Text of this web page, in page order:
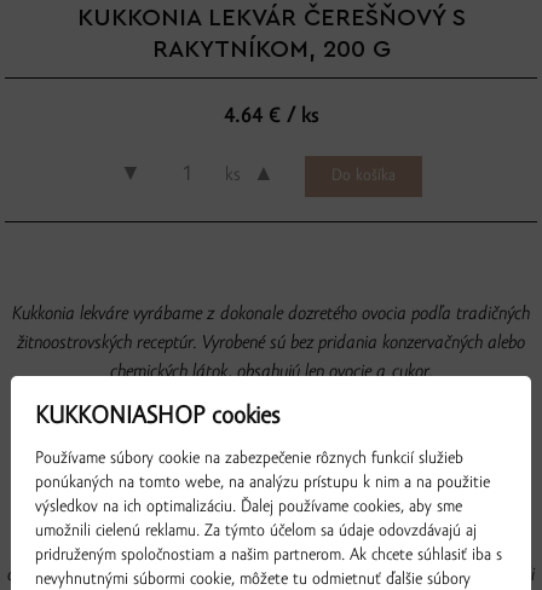
KUKKONIA LEKVÁR ČEREŠŇOVÝ S
RAKYTNÍKOM, 200 G
4.64 € / ks
▼ ks ▲
Kukkonia lekváre vyrábame z dokonale dozretého ovocia podľa tradičných
žitnoostrovských receptúr. Vyrobené sú bez pridania konzervačných alebo
chemických látok, obsahujú len ovocie a cukor.
Keďže ide o manufaktúrnu výrobu, postup pri ich príprave a varení je
rovnaký ako za čias našich starých mám. Na lekvár je potrebné počas
varenia dohliadať, aby oheň, na ktorom sa varí, nebol ani slabý, lebo by
ovocie nezovrelo, ale ani príliš silný, aby sa nepripálilo. Tajomstvo je aj
v neustálom miešaní počas až desiatich hodín varenia. Tento spôsob je
časovo a fyzicky náročný, ale výsledok stojí za to, aby sa naše lekváre ocitli
KUKKONIASHOP cookies
Používame súbory cookie na zabezpečenie rôznych funkcií služieb
ponúkaných na tomto webe, na analýzu prístupu k nim a na použitie
výsledkov na ich optimalizáciu. Ďalej používame cookies, aby sme
umožnili cielenú reklamu. Za týmto účelom sa údaje odovzdávajú aj
pridruženým spoločnostiam a našim partnerom. Ak chcete súhlasiť iba s
nevyhnutnými súbormi cookie, môžete tu odmietnuť ďalšie súbory